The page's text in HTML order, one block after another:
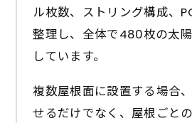
ル枚数、ストリング構成、
整理し、全体で480枚の太
しています。
複数屋根面に設置する場合
せるだけでなく、屋根ごと